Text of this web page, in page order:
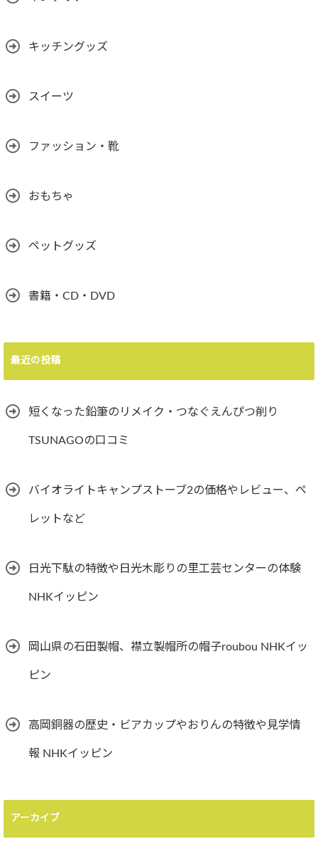
キッチングッズ
スイーツ
ファッション・靴
おもちゃ
ペットグッズ
書籍・CD・DVD
最近の投稿
短くなった鉛筆のリメイク・つなぐえんぴつ削り
TSUNAGOの口コミ
バイオライトキャンプストーブ2の価格やレビュー、ペ
レットなど
日光下駄の特徴や日光木彫りの里工芸センターの体験
NHKイッピン
岡山県の石田製帽、襟立製帽所の帽子roubou NHKイッ
ピン
高岡銅器の歴史・ビアカップやおりんの特徴や見学情
報 NHKイッピン
アーカイブ